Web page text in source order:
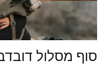
סוף מסלול דובדבן